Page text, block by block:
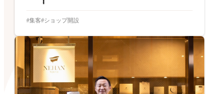
集客 ショップ開設